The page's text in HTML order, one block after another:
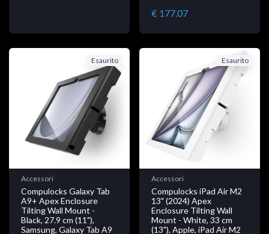
€ 177.07
Esaurito
Accessori
Compulocks Galaxy Tab
A9+ Apex Enclosure
Tilting Wall Mount -
Black, 27.9 cm (11"),
Samsung, Galaxy Tab A9
Esaurito
Accessori
Compulocks iPad Air M2
13" (2024) Apex
Enclosure Tilting Wall
Mount - White, 33 cm
(13"), Apple, iPad Air M2